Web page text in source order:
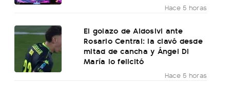
Hace 5 horas
El golazo de Aldosivi ante
Rosario Central: la clavó desde
mitad de cancha y Ángel Di
María lo felicitó
Hace 5 horas